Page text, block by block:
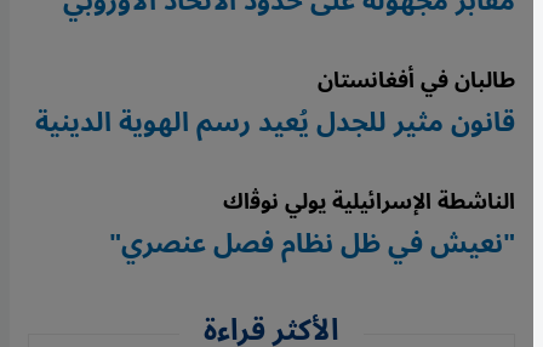
طالبان في أفغانستان
قانون مثير للجدل يُعيد رسم الهوية الدينية
الناشطة الإسرائيلية يولي نوﭬاك
"نعيش في ظل نظام فصل عنصري"
الأكثر قراءة